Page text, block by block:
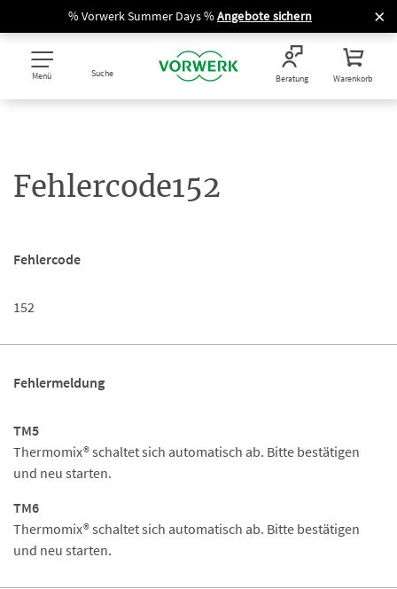
% Vorwerk Summer Days % Angebote sichern
Menü Suche Beratung Warenkorb
Fehlercode152
Fehlercode
152
Fehlermeldung
TM5
Thermomix® schaltet sich automatisch ab. Bitte bestätigen
und neu starten.
TM6
Thermomix® schaltet sich automatisch ab. Bitte bestätigen
und neu starten.